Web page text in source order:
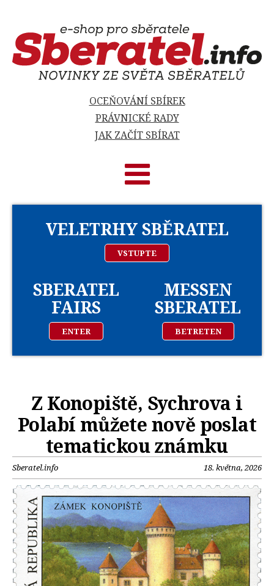
OCEŇOVÁNÍ SBÍREK
PRÁVNICKÉ RADY
JAK ZAČÍT SBÍRAT
VELETRHY SBĚRATEL
VSTUPTE
SBERATEL
FAIRS
ENTER
MESSEN
SBERATEL
BETRETEN
Z Konopiště, Sychrova i
Polabí můžete nově poslat
tematickou známku
Sberatel.info 18. května, 2026